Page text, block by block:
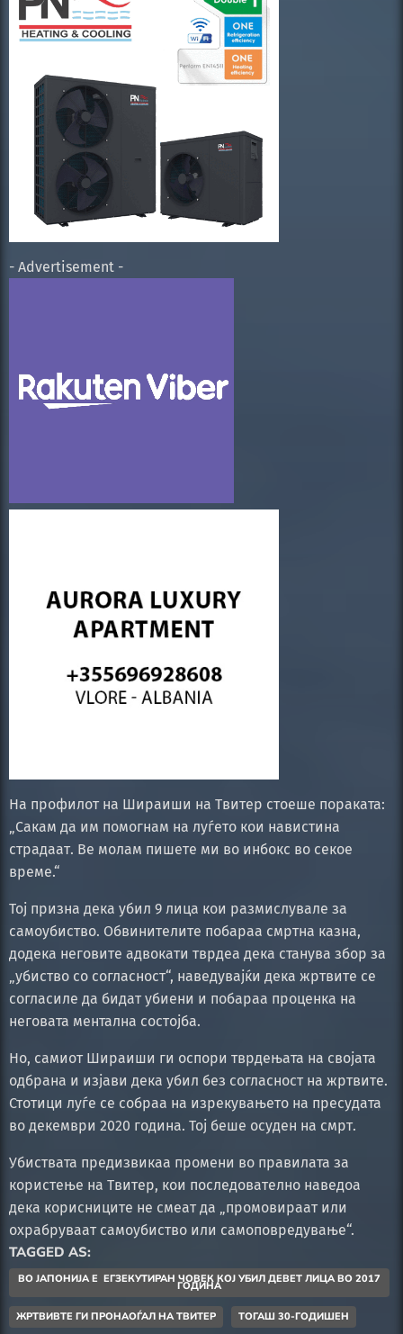
- Advertisement -
На профилот на Шираиши на Твитер стоеше пораката:
„Сакам да им помогнам на луѓето кои навистина
страдаат. Ве молам пишете ми во инбокс во секое
време.“
Тој призна дека убил 9 лица кои размислувале за
самоубиство. Обвинителите побараа смртна казна,
додека неговите адвокати тврдеа дека станува збор за
„убиство со согласност“, наведувајќи дека жртвите се
согласиле да бидат убиени и побараа проценка на
неговата ментална состојба.
Но, самиот Шираиши ги оспори тврдењата на својата
одбрана и изјави дека убил без согласност на жртвите.
Стотици луѓе се собраа на изрекувањето на пресудата
во декември 2020 година. Тој беше осуден на смрт.
Убиствата предизвикаа промени во правилата за
користење на Твитер, кои последователно наведоа
дека корисниците не смеат да „промовираат или
охрабруваат самоубиство или самоповредување“.
TAGGED AS:
ВО ЈAПОНИЈА Е ЕГЗЕКУТИРАН ЧОВЕК КОЈ УБИЛ ДЕВЕТ ЛИЦА ВО 2017
ГОДИНА
ЖРТВИВТЕ ГИ ПРОНАОЃАЛ НА ТВИТЕР ТОГАШ 30-ГОДИШЕН